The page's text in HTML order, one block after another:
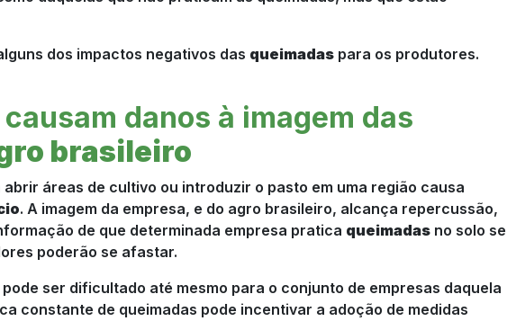
dos impactos negativos das queimadas para os produtores.
causam danos à imagem das
brasileiro
abrir áreas de cultivo ou introduzir o pasto em uma região causa
. A imagem da empresa, e do agro brasileiro, alcança repercussão,
de que determinada empresa pratica queimadas no solo se
poderão se afastar.
ser dificultado até mesmo para o conjunto de empresas daquela
constante de queimadas pode incentivar a adoção de medidas